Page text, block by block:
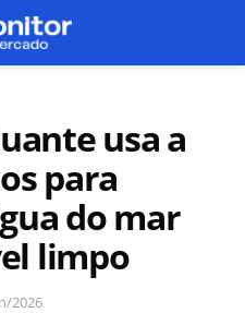
usa a
para
do mar
limpo
2026